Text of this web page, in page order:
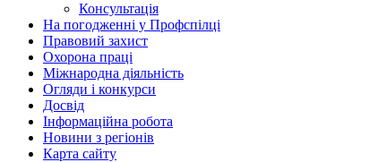
Консультація
На погодженні у Профспілці
Правовий захист
Охорона праці
Міжнародна діяльність
Огляди і конкурси
Досвід
Інформаційна робота
Новини з регіонів
Карта сайту